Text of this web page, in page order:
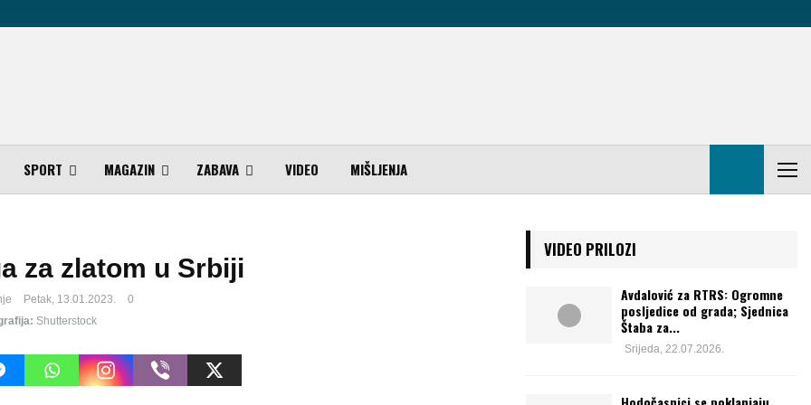
SPORT MAGAZIN ZABAVA VIDEO MIŠLJENJA
za zlatom u Srbiji
Petak, 13.01.2023.
0
Shutterstock
VIDEO PRILOZI
Avdalović za RTRS: Ogromne
posljedice od grada; Sjednica
Štaba za...
Srijeda, 22.07.2026.